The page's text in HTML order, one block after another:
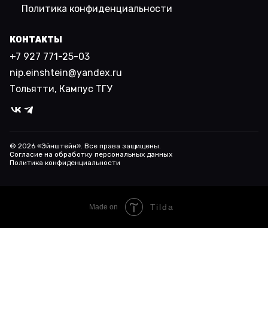
Политика конфиденциальности
КОНТАКТЫ
+7 927 771-25-03
nip.einshtein@yandex.ru
Тольятти, Кампус ТГУ
© 2026 «Эйнштейн». Все права защищены.
Согласие на обработку персональных данных
Политика конфиденциальности
Made on Tilda